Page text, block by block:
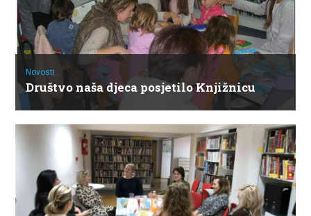
Novosti
Društvo naša djeca posjetilo Knjižnicu